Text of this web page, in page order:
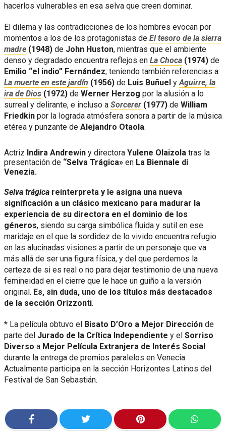
hacerlos vulnerables en esa selva que creen dominar.
El dilema y las contradicciones de los hombres evocan por
momentos a los de los protagonistas de El tesoro de la sierra
madre (1948) de John Huston, mientras que el ambiente
denso y degradado encuentra reflejos en La Choca (1974) de
Emilio “el indio” Fernández; teniendo también referencias a
La muerte en este jardín (1956) de Luis Buñuel yAguirre, la
ira de Dios (1972) de Werner Herzog por la alusión a lo
surreal y delirante, e incluso a Sorcerer (1977) de William
Friedkin por la lograda atmósfera sonora a partir de la música
etérea y punzante de Alejandro Otaola.
Actriz Indira Andrewin y directora Yulene Olaizola tras la
presentación de “Selva Trágica» en La Biennale di
Venezia.
Selva trágica reinterpreta y le asigna una nueva
significación a un clásico mexicano para madurar la
experiencia de su directora en el dominio de los
géneros, siendo su carga simbólica fluida y sutil en ese
maridaje en el que la sordidez de lo vivido encuentra refugio
en las alucinadas visiones a partir de un personaje que va
más allá de ser una figura física, y del que perdemos la
certeza de si es real o no para dejar testimonio de una nueva
femineidad en el cierre que le hace un guiño a la versión
original. Es, sin duda, uno de los títulos más destacados
de la sección Orizzonti.
* La película obtuvo el Bisato D’Oro a Mejor Dirección de
parte del Jurado de la Crítica Independiente y el Sorriso
Diverso a Mejor Película Extranjera de Interés Social
durante la entrega de premios paralelos en Venecia.
Actualmente participa en la sección Horizontes Latinos del
Festival de San Sebastián.